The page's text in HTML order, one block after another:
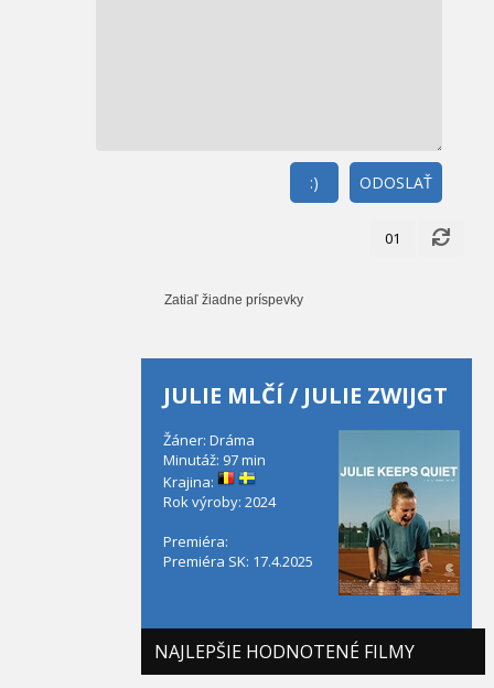
ODOSLAŤ
:)
01
Zatiaľ žiadne príspevky
JULIE MLČÍ / JULIE ZWIJGT
Žáner: Dráma
Minutáž: 97 min
Krajina:
Rok výroby: 2024
Premiéra:
Premiéra SK: 17.4.2025
NAJLEPŠIE HODNOTENÉ FILMY